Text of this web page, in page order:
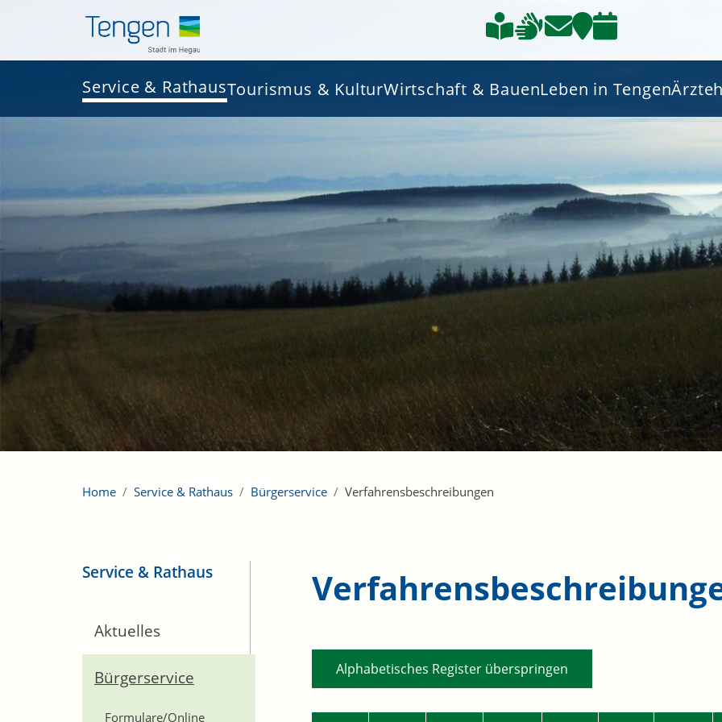
Service & RathausTourismus & KulturWirtschaft & BauenLeben in Tengen
Home Service & Rathaus Bürgerservice Verfahrensbeschreibungen
Service & Rathaus
Aktuelles
Bürgerservice
Formulare/Online
Alphabetisches Register überspringen